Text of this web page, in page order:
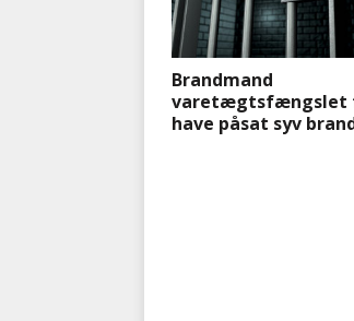
Brandmand
varetægtsfængslet
have påsat syv